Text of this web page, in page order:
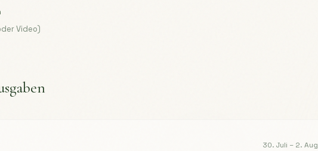
Video)
30. Juli – 2.